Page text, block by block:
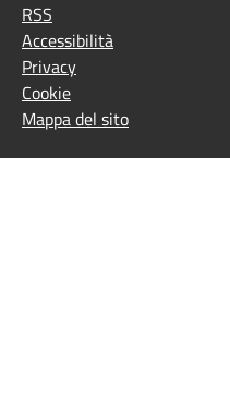
RSS
Accessibilità
Privacy
Cookie
Mappa del sito